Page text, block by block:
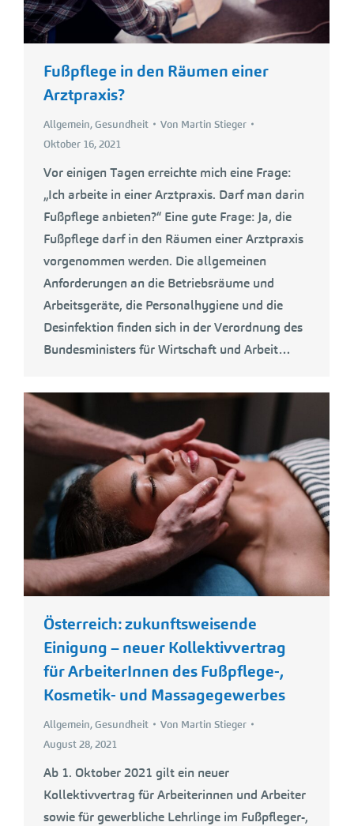
Fußpflege in den Räumen einer
Arztpraxis?
Allgemein,Gesundheit Von Martin Stieger
Oktober 16, 2021
Vor einigen Tagen erreichte mich eine Frage:
„Ich arbeite in einer Arztpraxis. Darf man darin
Fußpflege anbieten?“ Eine gute Frage: Ja, die
Fußpflege darf in den Räumen einer Arztpraxis
vorgenommen werden. Die allgemeinen
Anforderungen an die Betriebsräume und
Arbeitsgeräte, die Personalhygiene und die
Desinfektion finden sich in der Verordnung des
Bundesministers für Wirtschaft und Arbeit…
Österreich: zukunftsweisende
Einigung – neuer Kollektivvertrag
für ArbeiterInnen des Fußpflege-,
Kosmetik- und Massagegewerbes
Allgemein,Gesundheit Von Martin Stieger
August 28, 2021
Ab 1. Oktober 2021 gilt ein neuer
Kollektivvertrag für Arbeiterinnen und Arbeiter
sowie für gewerbliche Lehrlinge im Fußpfleger-,